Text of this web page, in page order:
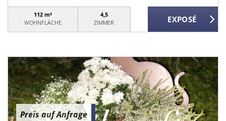
112 m²
WOHNFLÄCHE
4,5
ZIMMER
Preis auf Anfrage